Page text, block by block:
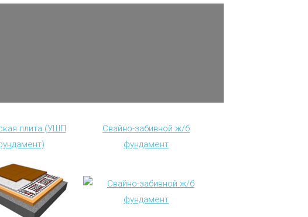
плита (УШП
Свайно-забивной ж/б
фундамент